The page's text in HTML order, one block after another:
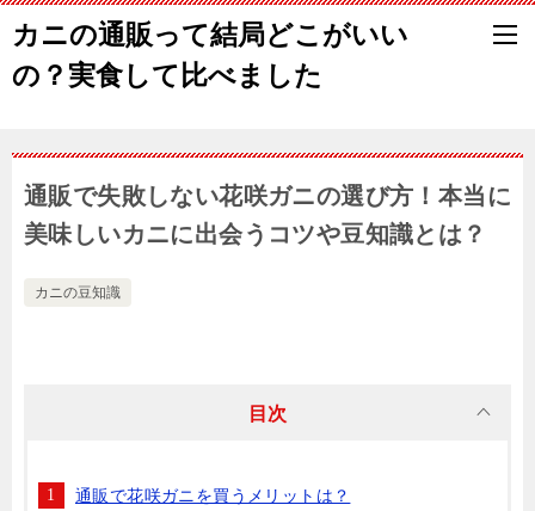
カニの通販って結局どこがいい
の？実食して比べました
通販で失敗しない花咲ガニの選び方！本当に
美味しいカニに出会うコツや豆知識とは？
カニの豆知識
目次
通販で花咲ガニを買うメリットは？